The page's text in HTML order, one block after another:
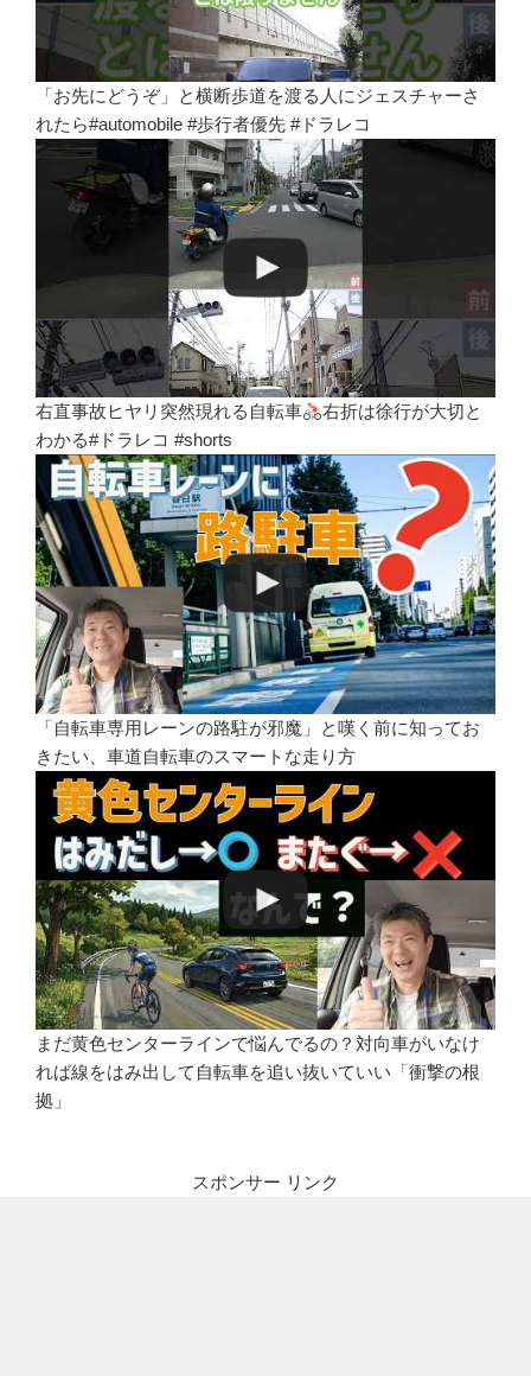
「お先にどうぞ」と横断歩道を渡る人にジェスチャーさ
れたら#automobile #歩行者優先 #ドラレコ
右直事故ヒヤリ突然現れる自転車
右折は徐行が大切と
わかる#ドラレコ #shorts
「自転車専用レーンの路駐が邪魔」と嘆く前に知ってお
きたい、車道自転車のスマートな走り方
まだ黄色センターラインで悩んでるの？対向車がいなけ
れば線をはみ出して自転車を追い抜いていい「衝撃の根
拠」
スポンサー リンク